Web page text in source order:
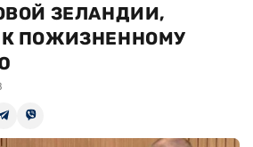
ЗЕЛАНДИИ,
К ПОЖИЗНЕННОМУ